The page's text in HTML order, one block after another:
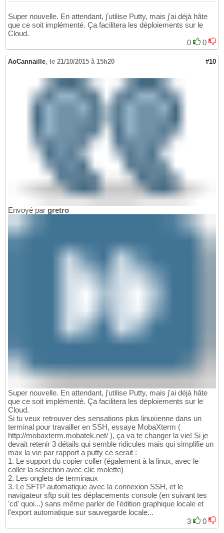
Super nouvelle. En attendant, j'utilise Putty, mais j'ai déjà hâte
que ce soit implémenté. Ça facilitera les déploiements sur le
Cloud.
0
0
AoCannaille, le 21/10/2015 à 15h20 #10
Envoyé par gretro
Super nouvelle. En attendant, j'utilise Putty, mais j'ai déjà hâte
que ce soit implémenté. Ça facilitera les déploiements sur le
Cloud.
Si tu veux retrouver des sensations plus linuxienne dans un
terminal pour travailler en SSH, essaye MobaXterm (
http://mobaxterm.mobatek.net/ ), ça va te changer la vie! Si je
devait retenir 3 détails qui semble ridicules mais qui simplifie un
max la vie par rapport a putty ce serait :
1. Le support du copier coller (également à la linux, avec le
coller la selection avec clic molette)
2. Les onglets de terminaux
3. Le SFTP automatique avec la connexion SSH, et le
navigateur sftp suit tes déplacements console (en suivant tes
'cd' quoi...) sans même parler de l'édition graphique locale et
l'export automatique sur sauvegarde locale...
3
0